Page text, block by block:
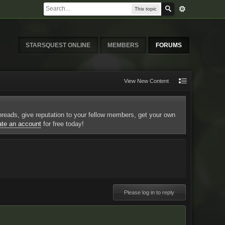
This topic
STARSQUEST ONLINE MEMBERS FORUMS
View New Content
give reputation to your fellow members, get your own
an account for free today!
Please log in to reply